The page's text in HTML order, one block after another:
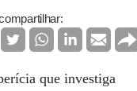
que investiga